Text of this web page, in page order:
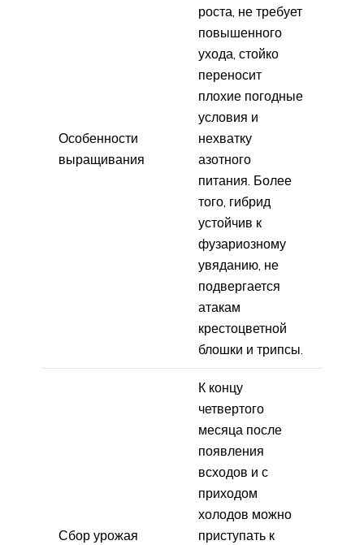
Особенности
выращивания
роста, не требует
повышенного
ухода, стойко
переносит
плохие погодные
условия и
нехватку
азотного
питания. Более
того, гибрид
устойчив к
фузариозному
увяданию, не
подвергается
атакам
крестоцветной
блошки и трипсы.
Сбор урожая
К концу
четвертого
месяца после
появления
всходов и с
приходом
холодов можно
приступать к